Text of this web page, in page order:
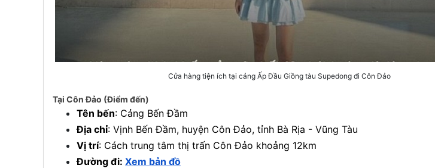
Cửa hàng tiện ích tại cảng Ấp Đầu Giồng tàu Supedong đi Côn Đảo
Tại Côn Đảo (Điểm đến)
Tên bến: Cảng Bến Đầm
Địa chỉ: Vịnh Bến Đầm, huyện Côn Đảo, tỉnh Bà Rịa - Vũng Tàu
Vị trí: Cách trung tâm thị trấn Côn Đảo khoảng 12km
Đường đi: Xem bản đồ